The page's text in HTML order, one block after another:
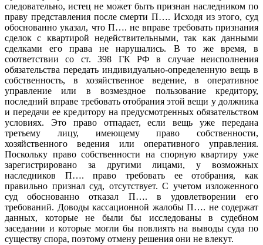
следовательно, истец не может быть признан наследником по
праву представления после смерти П…. Исходя из этого, суд
обоснованно указал, что П…. не вправе требовать признания
сделок с квартирой недействительными, так как данными
сделками его права не нарушались. В то же время, в
соответствии со ст. 398 ГК РФ в случае неисполнения
обязательства передать индивидуально-определенную вещь в
собственность, в хозяйственное ведение, в оперативное
управление или в возмездное пользование кредитору,
последний вправе требовать отобрания этой вещи у должника
и передачи ее кредитору на предусмотренных обязательством
условиях. Это право отпадает, если вещь уже передана
третьему лицу, имеющему право собственности,
хозяйственного ведения или оперативного управления.
Поскольку право собственности на спорную квартиру уже
зарегистрировано за другими лицами, у возможных
наследников П…. право требовать ее отобрания, как
правильно признал суд, отсутствует. С учетом изложенного
суд обоснованно отказал П…. в удовлетворении его
требований. Доводы кассационной жалобы П…. не содержат
данных, которые не были бы исследованы в судебном
заседании и которые могли бы повлиять на выводы суда по
существу спора, поэтому отмену решения они не влекут.